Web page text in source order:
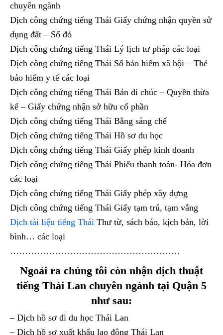
chuyên ngành
Dịch công chứng tiếng Thái Giấy chứng nhận quyền sử
dụng đất – Sổ đỏ
Dịch công chứng tiếng Thái Lý lịch tư pháp các loại
Dịch công chứng tiếng Thái Sổ bảo hiểm xã hội – Thẻ
bảo hiểm y tế các loại
Dịch công chứng tiếng Thái Bản di chúc – Quyền thừa
kế – Giấy chứng nhận sở hữu cổ phần
Dịch công chứng tiếng Thái Bằng sáng chế
Dịch công chứng tiếng Thái Hồ sơ du học
Dịch công chứng tiếng Thái Giấy phép kinh doanh
Dịch công chứng tiếng Thái Phiếu thanh toán- Hóa đơn
các loại
Dịch công chứng tiếng Thái Giấy phép xây dựng
Dịch công chứng tiếng Thái Giấy tạm trú, tạm vắng
Dịch tài liệu tiếng Thái Thư từ, sách báo, kịch bản, lời
bình… các loại
…………………………………………………
Ngoải ra chúng tôi còn nhận dịch thuật
tiếng Thái Lan chuyên ngành tại Quận 5
như sau:
– Dịch hồ sơ đi du học Thái Lan
– Dịch hồ sơ xuất khẩu lao động Thái Lan